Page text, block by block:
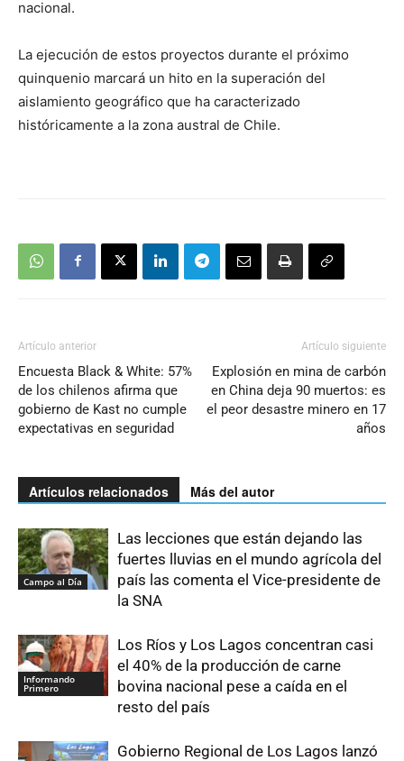
nacional.
La ejecución de estos proyectos durante el próximo
quinquenio marcará un hito en la superación del
aislamiento geográfico que ha caracterizado
históricamente a la zona austral de Chile.
Artículo anterior
Encuesta Black & White: 57%
de los chilenos afirma que
gobierno de Kast no cumple
expectativas en seguridad
Artículo siguiente
Explosión en mina de carbón
en China deja 90 muertos: es
el peor desastre minero en 17
años
Artículos relacionados Más del autor
Campo al Día
Las lecciones que están dejando las
fuertes lluvias en el mundo agrícola del
país las comenta el Vice-presidente de
la SNA
Informando
Primero
Los Ríos y Los Lagos concentran casi
el 40% de la producción de carne
bovina nacional pese a caída en el
resto del país
Gobierno Regional de Los Lagos lanzó